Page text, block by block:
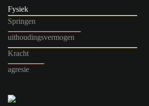
Fysiek
Springen
uithoudingsvermogen
Kracht
agresie